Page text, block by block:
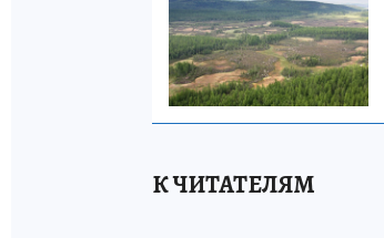
К ЧИТАТЕЛЯМ